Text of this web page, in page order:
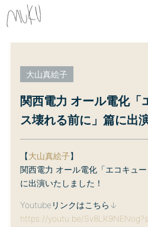
大山真絵子
関西電力 オール電化「
ス壊れる前に」篇に出
【大山真絵子】
関西電力 オール電化「エコキュ
に出演いたしました！
Youtubeリンクはこちら↓
https://youtu.be/